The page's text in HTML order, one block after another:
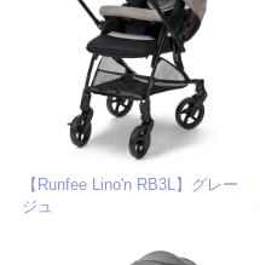
【Runfee Lino'n RB3L】グレー
ジュ